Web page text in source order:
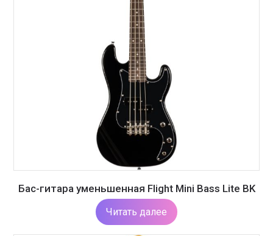
Бас-гитара уменьшенная Flight Mini Bass Lite BK
Читать далее